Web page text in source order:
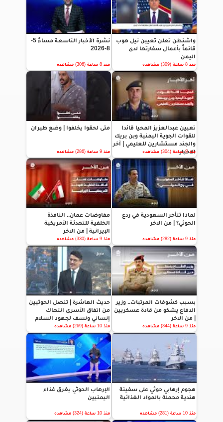
واشنطن تعلن تعيين نيل هوب
قائماً بأعمال سفارتها لدى
اليمن
منذ 8 ساعة (309) مشاهده
نشرة الأخبار التاسعة مساءً 5-
8-2026
منذ 8 ساعة (306) مشاهده
تعيين عبدالعزيز المحيا قائدا
للقوات الجوية اليمنية وبن بريك
والجند مستشارين للعليمي | آخر
الاخبار
منذ 9 ساعة (304) مشاهده
متى لحقوا يخلفوا | وضع طيران
منذ 9 ساعة (286) مشاهده
لماذا تتأخر السعودية في ردع
الحوثي؟ | من الاخر
منذ 9 ساعة (282) مشاهده
مفاوضات عمان.. النافذة
الخلفية للتهدئة الأمريكية
الإيرانية | من الاخر
منذ 9 ساعة (330) مشاهده
بسبب كشوفات المرتبات.. وزير
الدفاع يشكو من قادة عسكريين
| من الاخر
منذ 9 ساعة (344) مشاهده
حديث العاشرة | تنصل الحوثيين
من اتفاق الأسرى انتهاك
إنساني ونسف لجهود السلام
منذ 10 ساعة (269) مشاهده
هجوم إرهابي حوثي على سفينة
هندية محملة بالمواد الغذائية
منذ 10 ساعة (281) مشاهده
الإرهاب الحوثي يغرق غذاء
اليمنيين
منذ 10 ساعة (324) مشاهده